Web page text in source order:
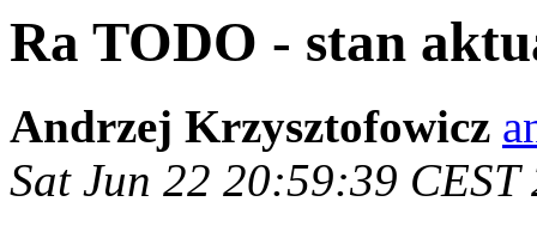
Ra TODO - stan
Andrzej Krzysztofowicz
Sat Jun 22 20:59:39 CEST